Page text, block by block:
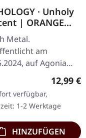
· Unholy
| ORANGE
Metal.
am
auf Agonia
Orangefarbene
kehren mit
neuesten
Werk…
12,99 €
verfügbar,
1-2 Werktage
HINZUFÜGEN